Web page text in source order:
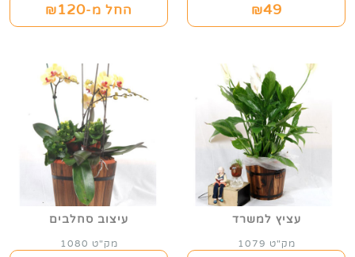
₪49 החל מ-₪120
עציץ למשרד
מק"ט 1079
עיצוב סחלבים
מק"ט 1080